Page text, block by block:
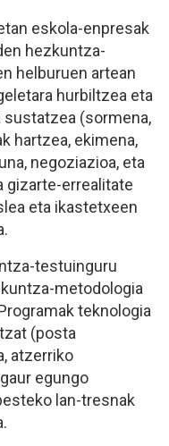
eskola-enpresak
hezkuntza-
helburuen artean
hurbiltzea eta
sustatzea (sormena,
hartzea, ekimena,
negoziazioa, eta
gizarte-errealitate
eta ikastetxeen
testuinguru
metodologia
teknologia
(posta
atzerriko
egungo
lan-tresnak